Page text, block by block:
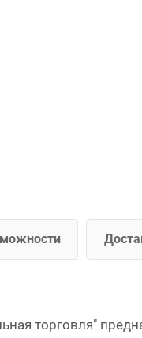
торговля"